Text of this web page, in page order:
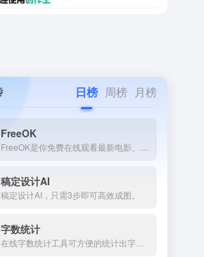
日榜 周榜 月榜
FreeOK
稿定设计AI
稿定设计AI，只需3步即可高效成图。
字数统计